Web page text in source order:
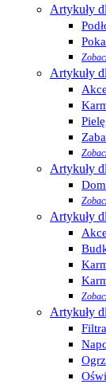
Artykuły
Artykuły
Artykuły
Artykuły
Artykuły